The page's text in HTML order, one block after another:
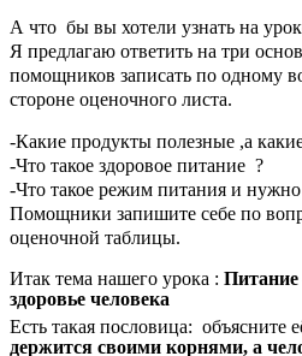
А что бы вы хотели узнать на
Я предлагаю ответить на три
помощников записать по одному
стороне оценочного листа.
-Какие продукты полезные ,а
-Что такое здоровое питание ?
-Что такое режим питания и нужно
Помощники запишите себе по
оценочной таблицы.
Итак тема нашего урока :
здоровье человека
Есть такая пословица: объясните
держится своими корнями, а